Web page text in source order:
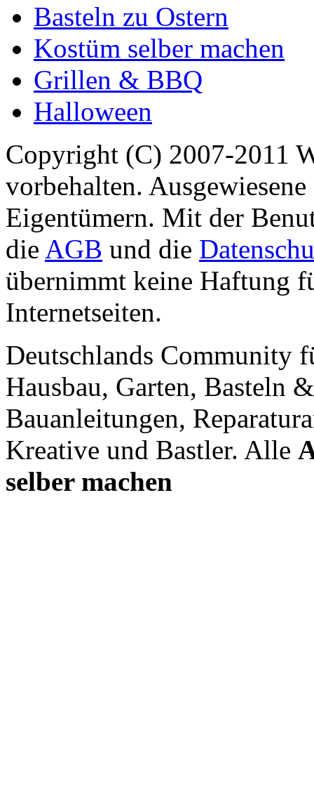
Basteln zu Ostern
Kostüm selber machen
Grillen & BBQ
Halloween
Copyright (C) 2007-2011
vorbehalten.
Eigentümern. Mit der
die AGB und die
übernimmt keine Haftung
Internetseiten.
Deutschlands Community
Hausbau, Garten, Basteln
Bauanleitungen,
Kreative und Bastler. Alle
selber machen